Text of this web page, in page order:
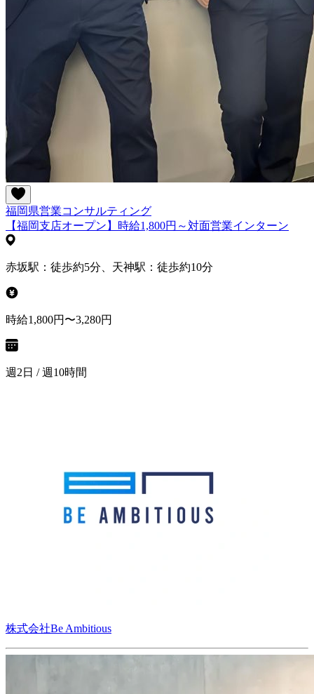
福岡県営業コンサルティング
【福岡支店オープン】時給1,800円～対面営業インターン
赤坂駅：徒歩約5分、天神駅：徒歩約10分
時給1,800円〜3,280円
週2日 / 週10時間
株式会社Be Ambitious